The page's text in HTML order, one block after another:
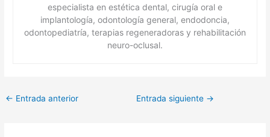
especialista en estética dental, cirugía oral e
implantología, odontología general, endodoncia,
odontopediatría, terapias regeneradoras y rehabilitación
neuro-oclusal.
← Entrada anterior Entrada siguiente →